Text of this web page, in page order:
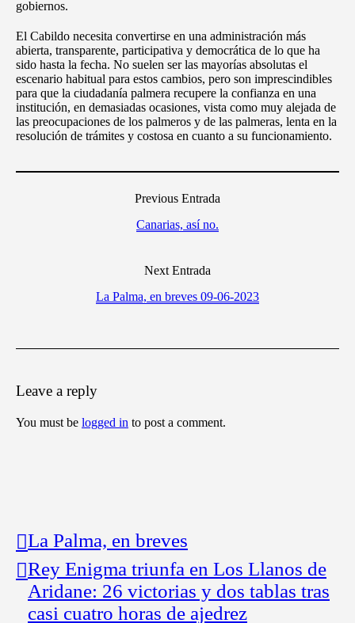
gobiernos.
El Cabildo necesita convertirse en una administración más
abierta, transparente, participativa y democrática de lo que ha
sido hasta la fecha. No suelen ser las mayorías absolutas el
escenario habitual para estos cambios, pero son imprescindibles
para que la ciudadanía palmera recupere la confianza en una
institución, en demasiadas ocasiones, vista como muy alejada de
las preocupaciones de los palmeros y de las palmeras, lenta en la
resolución de trámites y costosa en cuanto a su funcionamiento.
Previous Entrada
Canarias, así no.
Next Entrada
La Palma, en breves 09-06-2023
Leave a reply
You must be logged in to post a comment.
La Palma, en breves
Rey Enigma triunfa en Los Llanos de
Aridane: 26 victorias y dos tablas tras
casi cuatro horas de ajedrez